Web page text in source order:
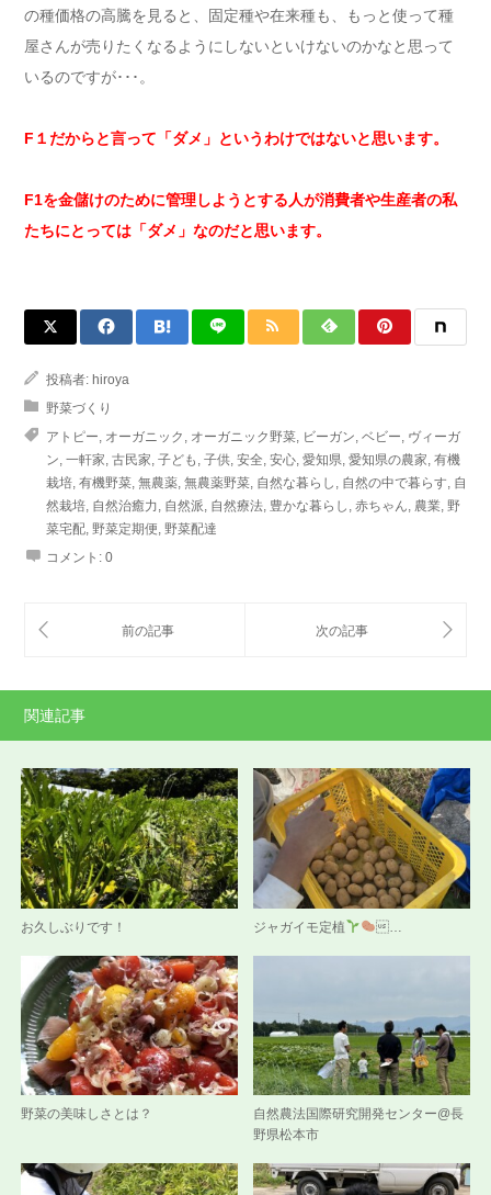
の種価格の高騰を見ると、固定種や在来種も、もっと使って種
屋さんが売りたくなるようにしないといけないのかなと思って
いるのですが･･･。
F１だからと言って「ダメ」というわけではないと思います。
F1を金儲けのために管理しようとする人が消費者や生産者の私
たちにとっては「ダメ」なのだと思います。
投稿者: hiroya
野菜づくり
アトピー オーガニック オーガニック野菜 ビーガン ベビー ヴィーガ
ン 一軒家 古民家 子ども 子供 安全 安心 愛知県 愛知県の農家 有機
栽培 有機野菜 無農薬 無農薬野菜 自然な暮らし 自然の中で暮らす 自
然栽培 自然治癒力 自然派 自然療法 豊かな暮らし 赤ちゃん 農業 野
菜宅配 野菜定期便 野菜配達
コメント: 0
関連記事
お久しぶりです！ ジャガイモ定植 …
野菜の美味しさとは？
自然農法国際研究開発センター@長
野県松本市